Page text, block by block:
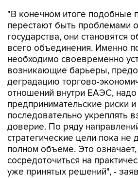
"В конечном итоге подобные
перестают быть проблемами
государства, они становятся
всего объединения. Именно
необходимо своевременно
возникающие барьеры,
деградацию торгово-
отношений внутри ЕАЭС,
предпринимательские риски и
последовательно укреплять
доверие. По ряду
стратегические цели пока не
полном объеме. Это
сосредоточиться на
уже принятых решений", -